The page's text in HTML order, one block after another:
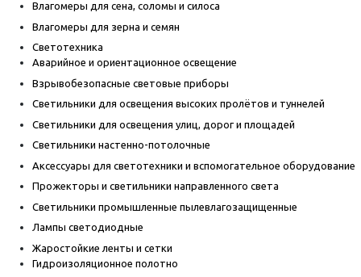
Влагомеры для сена, соломы и силоса
Влагомеры для зерна и семян
Светотехника
Аварийное и ориентационное освещение
Взрывобезопасные световые приборы
Светильники для освещения высоких пролётов и туннелей
Светильники для освещения улиц, дорог и площадей
Светильники настенно-потолочные
Аксессуары для светотехники и вспомогательное оборудование
Прожекторы и светильники направленного света
Светильники промышленные пылевлагозащищенные
Лампы светодиодные
Жаростойкие ленты и сетки
Гидроизоляционное полотно